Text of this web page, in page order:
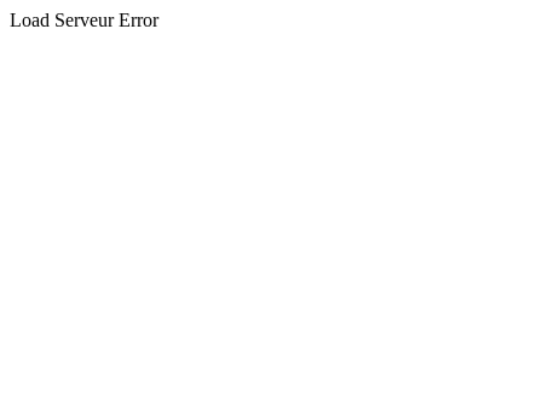
Load Serveur Error